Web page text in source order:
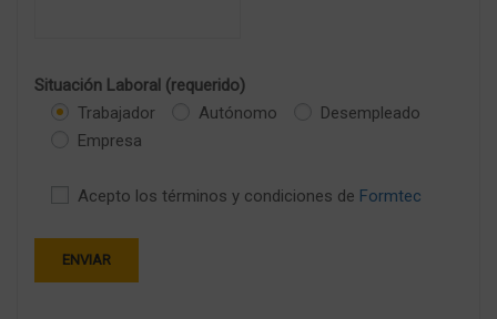
Situación Laboral (requerido)
Trabajador
Autónomo
Desempleado
Empresa
Acepto los términos y condiciones de Formtec